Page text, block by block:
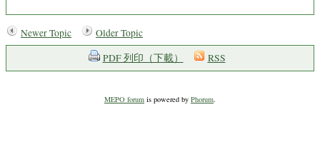
Newer Topic
Older Topic
PDF 列印（下載）
RSS
MEPO forum is powered by Phorum